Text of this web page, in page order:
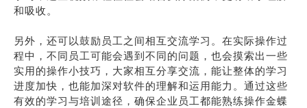
和吸收。
另外，还可以鼓励员工之间相互交流学习。在实际操作过
程中，不同员工可能会遇到不同的问题，也会摸索出一些
实用的操作小技巧，大家相互分享交流，能让整体的学习
进度加快，也能加深对软件的理解和运用能力。通过这些
有效的学习与培训途径，确保企业员工都能熟练操作金蝶